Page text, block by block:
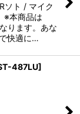
ソト / マイク
※本商品は
ります。あな
快適に…
487LU]